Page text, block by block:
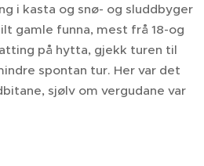
i kasta og snø- og sluddbyger
gamle funna, mest frå 18-og
på hytta, gjekk turen til
spontan tur. Her var det
sjølv om vergudane var